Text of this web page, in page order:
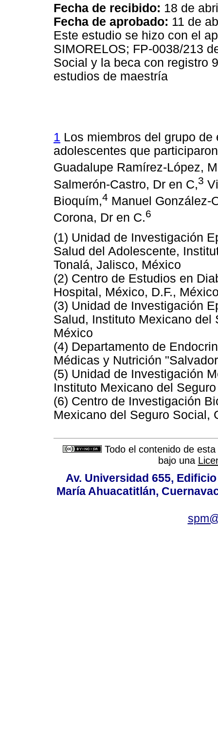
Fecha de recibido: 18 de
Fecha de aprobado: 11 de
Este estudio se hizo con el
SIMORELOS; FP-0038/213
Social y la beca con registro
estudios de maestría
1 Los miembros del grupo
adolescentes que
Guadalupe Ramírez-López,
Salmerón-Castro, Dr en C,3
Bioquím,4 Manuel González-
Corona, Dr en C.6
(1) Unidad de Investigación
Salud del Adolescente,
Tonalá, Jalisco, México
(2) Centro de Estudios en
Hospital, México, D.F.,
(3) Unidad de Investigación
Salud, Instituto Mexicano del
México
(4) Departamento de
Médicas y Nutrición
(5) Unidad de Investigación
Instituto Mexicano del
(6) Centro de Investigación
Mexicano del Seguro Social,
Todo el contenido de
bajo una
Av. Universidad 655,
María Ahuacatitlán,